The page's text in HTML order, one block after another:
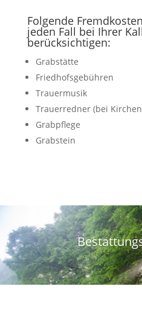
Folgende
jeden Fall bei Ihrer
berücksichtigen:
Grabstätte
Friedhofsgebühren
Trauermusik
Trauerredner (bei
Grabpflege
Grabstein